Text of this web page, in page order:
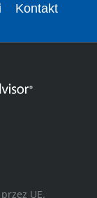
Kontakt
UE.